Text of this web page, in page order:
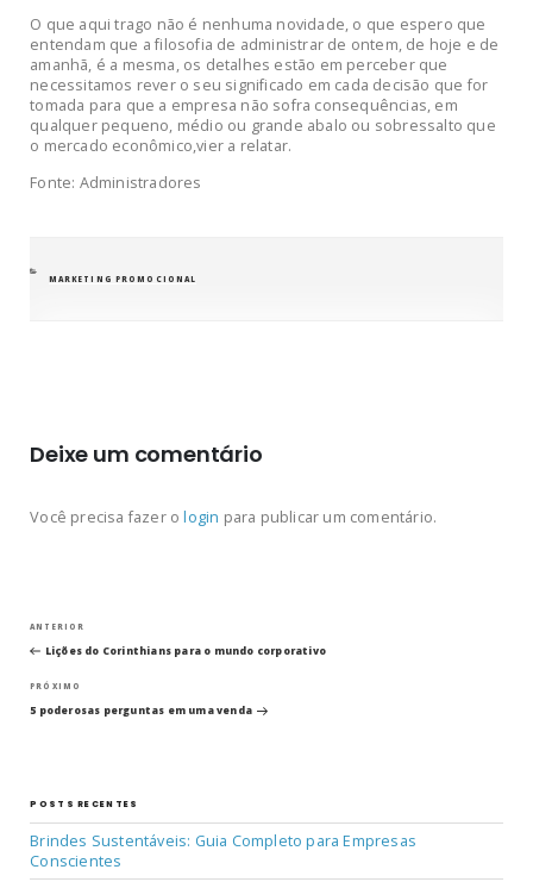
O que aqui trago não é nenhuma novidade, o que espero que
entendam que a filosofia de administrar de ontem, de hoje e de
amanhã, é a mesma, os detalhes estão em perceber que
necessitamos rever o seu significado em cada decisão que for
tomada para que a empresa não sofra consequências, em
qualquer pequeno, médio ou grande abalo ou sobressalto que
o mercado econômico,vier a relatar.
Fonte: Administradores
CATEGORIAS
MARKETING PROMOCIONAL
Deixe um comentário
Você precisa fazer ologin para publicar um comentário.
Navegação
de
Post
Post
anterior
ANTERIOR
Lições do Corinthians para o mundo corporativo
Próximo
post
PRÓXIMO
5 poderosas perguntas em uma venda
POSTS RECENTES
Brindes Sustentáveis: Guia Completo para Empresas
Conscientes